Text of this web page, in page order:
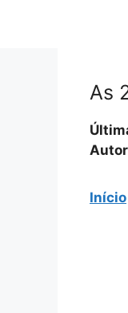
As
Início